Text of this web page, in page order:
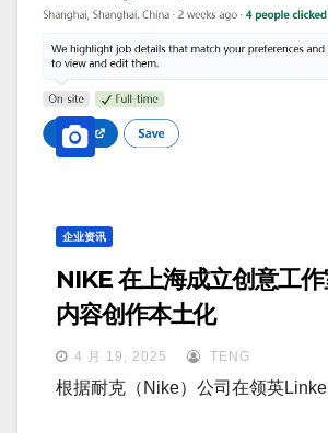
企业资讯
NIKE 在上海成立创意工
内容创作本土化
4 月 19, 2025 TENG
根据耐克（Nike）公司在领英